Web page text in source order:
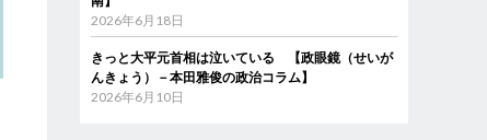
2026年6月18日
きっと大平元首相は泣いている 【政眼鏡（せいが
んきょう）－本田雅俊の政治コラム】
2026年6月10日